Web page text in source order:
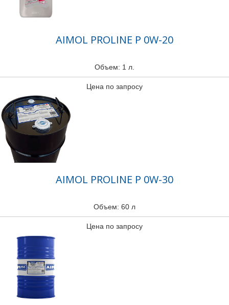
AIMOL PROLINE P 0W-20
Объем: 1 л.
Цена по запросу
AIMOL PROLINE P 0W-30
Объем: 60 л
Цена по запросу